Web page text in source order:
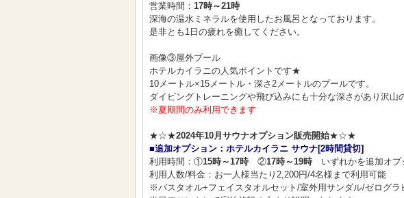
営業時間： 17時～21時
深海の温水ミネラルを使用したお風呂となっております。
是非とも1日の疲れを癒してください。
画像③屋外プール
ホテルカイラニの人気ポイントです★
10メートル×15メートル・深さ2メートルのプールです。
ダイビングトレーニングや飛び込みにも十分な深さがあり沢山
※夏期間のみ利用できます
★☆★2024年10月サウナオプション販売開始★☆★
■追加オプション：ホテルカイラニ サウナ[2時間貸切]
利用時間：①15時～17時 ②17時～19時 いずれかを追加オプ
利用人数/料金：お一人様当たり2,200円/4名様まで利用可能
※バスタオル+フェイスタオルセット/室外用サンダル/ゼログラ